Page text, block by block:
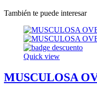
También te puede interesar
Quick view
MUSCULOSA